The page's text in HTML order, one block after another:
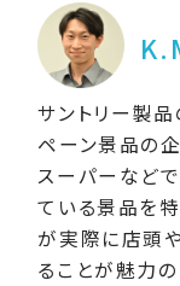
サントリー製
ペーン景品の
スーパーなど
ている景品を
が実際に店頭
ることが魅力の